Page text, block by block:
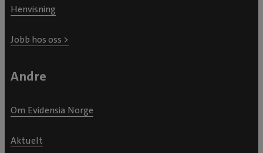
Henvisning
Jobb hos oss >
Andre
Om Evidensia Norge
Aktuelt